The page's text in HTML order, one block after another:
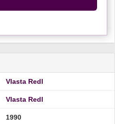
Vlasta Redl
Vlasta Redl
1990